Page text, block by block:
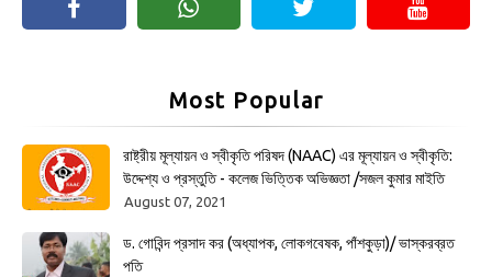
Most Popular
রাষ্ট্রীয় মূল্যায়ন ও স্বীকৃতি পরিষদ (NAAC) এর মূল্যায়ন ও স্বীকৃতি:
উদ্দেশ্য ও প্রস্তুতি - কলেজ ভিত্তিক অভিজ্ঞতা /সজল কুমার মাইতি
August 07, 2021
ড. গোবিন্দ প্রসাদ কর (অধ্যাপক, লোকগবেষক, পাঁশকুড়া)/ ভাস্করব্রত
পতি